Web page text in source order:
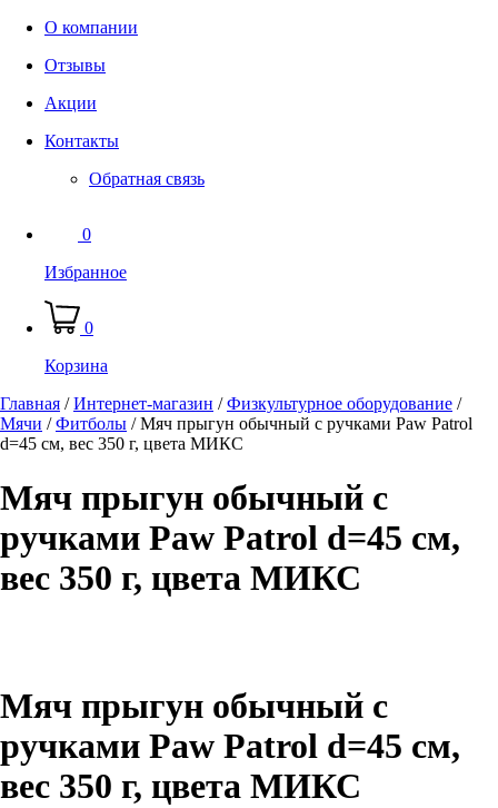
О компании
Отзывы
Акции
Контакты
Обратная связь
0
Избранное
0
Корзина
Главная /Интернет-магазин /Физкультурное оборудование /
Мячи /Фитболы /Мяч прыгун обычный с ручками Paw Patrol
d=45 см, вес 350 г, цвета МИКС
Мяч прыгун обычный с
ручками Paw Patrol d=45 см,
вес 350 г, цвета МИКС
Мяч прыгун обычный с
ручками Paw Patrol d=45 см,
вес 350 г, цвета МИКС